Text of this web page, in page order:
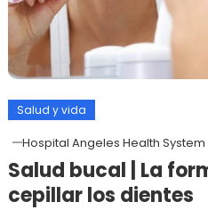
Salud y vida
Hospital Angeles Health System
Salud bucal | La
cepillar los dientes